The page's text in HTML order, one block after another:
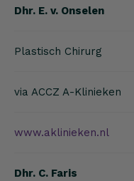
Dhr. E. v. Onselen
Plastisch Chirurg
via ACCZ A-Klinieken
www.aklinieken.nl
Dhr. C. Faris